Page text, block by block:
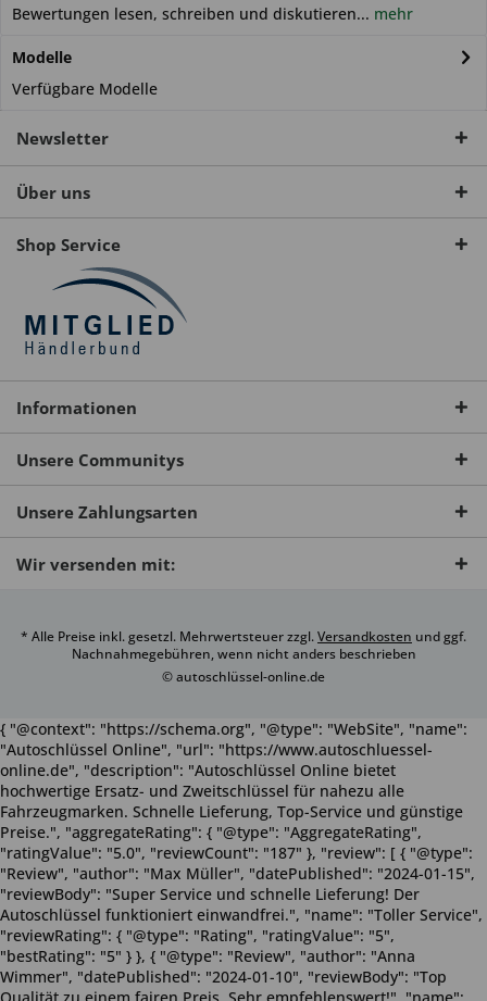
Bewertungen lesen, schreiben und diskutieren... mehr
Modelle
Verfügbare Modelle
Newsletter
Über uns
Shop Service
Informationen
Unsere Communitys
Unsere Zahlungsarten
Wir versenden mit:
* Alle Preise inkl. gesetzl. Mehrwertsteuer zzgl.Versandkosten und ggf.
Nachnahmegebühren, wenn nicht anders beschrieben
© autoschlüssel-online.de
{ "@context": "https://schema.org", "@type": "WebSite", "name":
"Autoschlüssel Online", "url": "https://www.autoschluessel-
online.de", "description": "Autoschlüssel Online bietet
hochwertige Ersatz- und Zweitschlüssel für nahezu alle
Fahrzeugmarken. Schnelle Lieferung, Top-Service und günstige
Preise.", "aggregateRating": { "@type": "AggregateRating",
"ratingValue": "5.0", "reviewCount": "187" }, "review": [ { "@type":
"Review", "author": "Max Müller", "datePublished": "2024-01-15",
"reviewBody": "Super Service und schnelle Lieferung! Der
Autoschlüssel funktioniert einwandfrei.", "name": "Toller Service",
"reviewRating": { "@type": "Rating", "ratingValue": "5",
"bestRating": "5" } }, { "@type": "Review", "author": "Anna
Wimmer", "datePublished": "2024-01-10", "reviewBody": "Top